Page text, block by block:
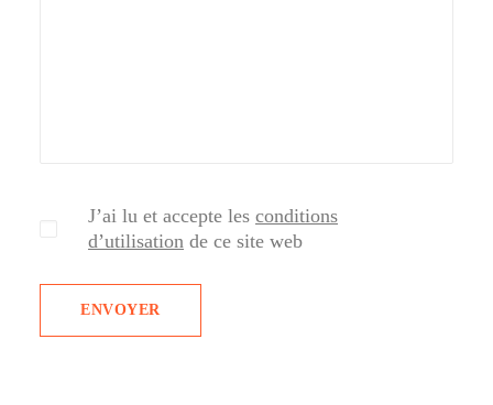
J’ai lu et accepte les conditions
d’utilisation de ce site web